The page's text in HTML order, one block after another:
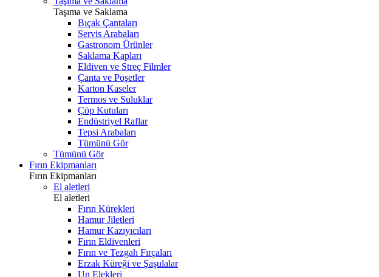
Taşıma ve Saklama
Bıçak Çantaları
Servis Arabaları
Gastronom Ürünler
Saklama Kapları
Eldiven ve Streç Filmler
Çanta ve Poşetler
Karton Kaseler
Termos ve Suluklar
Çöp Kutuları
Endüstriyel Raflar
Tepsi Arabaları
Tümünü Gör
Tümünü Gör
Fırın Ekipmanları
Fırın Ekipmanları
El aletleri
El aletleri
Fırın Kürekleri
Hamur Jiletleri
Hamur Kazıyıcıları
Fırın Eldivenleri
Fırın ve Tezgah Fırçaları
Erzak Küreği ve Şaşulalar
Un Elekleri